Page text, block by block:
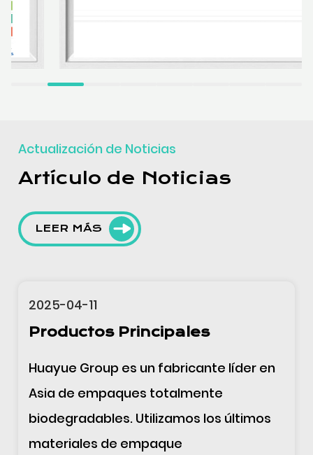
Actualización de Noticias
Artículo de Noticias
LEER MÁS
Principales
es un fabricante líder en
totalmente
Utilizamos los últimos
de empaque
abarca